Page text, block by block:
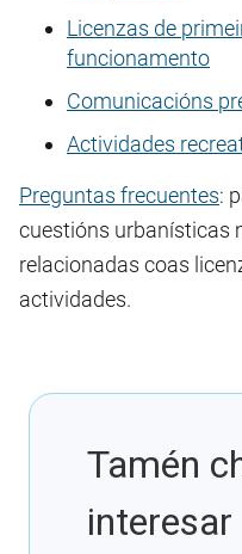
Licenzas de
funcionamento
Comunicacións
Actividades
Preguntas frecuentes:
cuestións urbanísticas
relacionadas coas
actividades.
Tamén
interesar